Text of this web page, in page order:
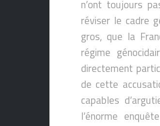
n’ont toujours
réviser le cadre
gros, que la
régime
directement
de cette
capables
l’énorme